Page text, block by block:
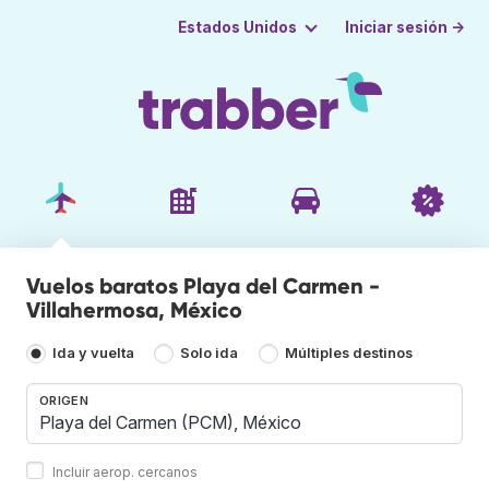
Estados Unidos Iniciar sesión →
Vuelos baratos Playa del Carmen -
Villahermosa, México
Ida y vuelta Solo ida Múltiples destinos
ORIGEN
Incluir aerop. cercanos